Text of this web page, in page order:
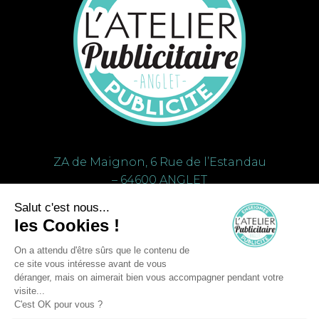
ZA de Maignon, 6 Rue de l’Estandau
– 64600 ANGLET
+33 (0)5 59 43 71 17